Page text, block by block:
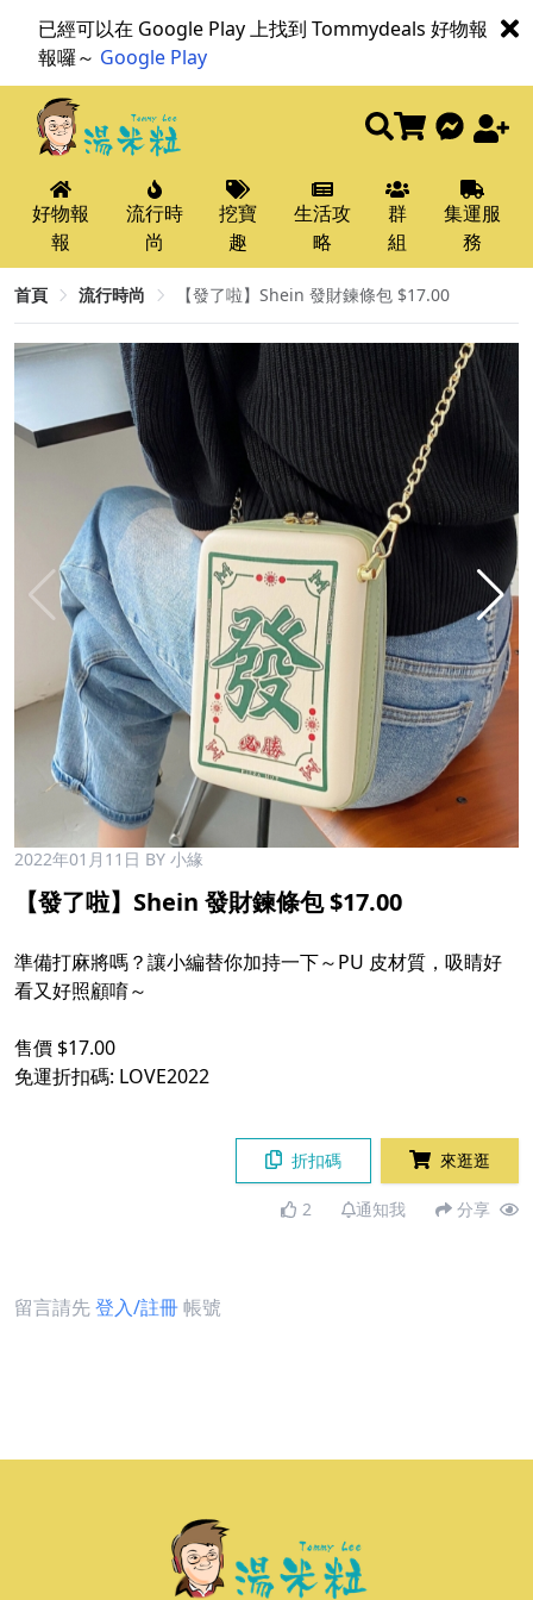
已經可以在 Google Play 上找到 Tommydeals 好物報
報囉～ Google Play
好物報
報
流行時
尚
挖寶
趣
生活攻
略
群
組
集運服
務
首頁 流行時尚 【發了啦】Shein 發財鍊條包 $17.00
2022年01月11日 BY 小緣
【發了啦】Shein 發財鍊條包 $17.00
準備打麻將嗎？讓小編替你加持一下～PU 皮材質，吸睛好
看又好照顧唷～
售價 $17.00
免運折扣碼: LOVE2022
折扣碼 來逛逛
2 通知我 分享
留言請先登入/註冊帳號